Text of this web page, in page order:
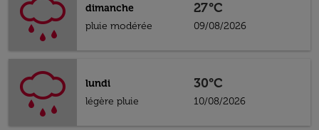
dimanche
pluie modérée
27°C
09/08/2026
lundi
légère pluie
30°C
10/08/2026